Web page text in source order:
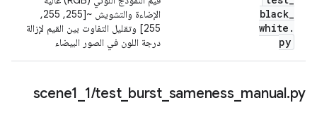
black_
white .
py
الإضاءة والتشويش ~[255, 255,
255] وتقليل التفاوت بين القيم لإزالة
درجة اللون في الصور البيضاء
‫scene1 1/test_ burst_ sameness manual.py